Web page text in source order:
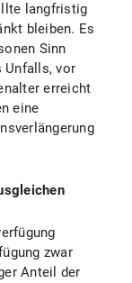
langfristig
bleiben. Es
Sinn
Unfalls, vor
erreicht
eine
zwar
Anteil der